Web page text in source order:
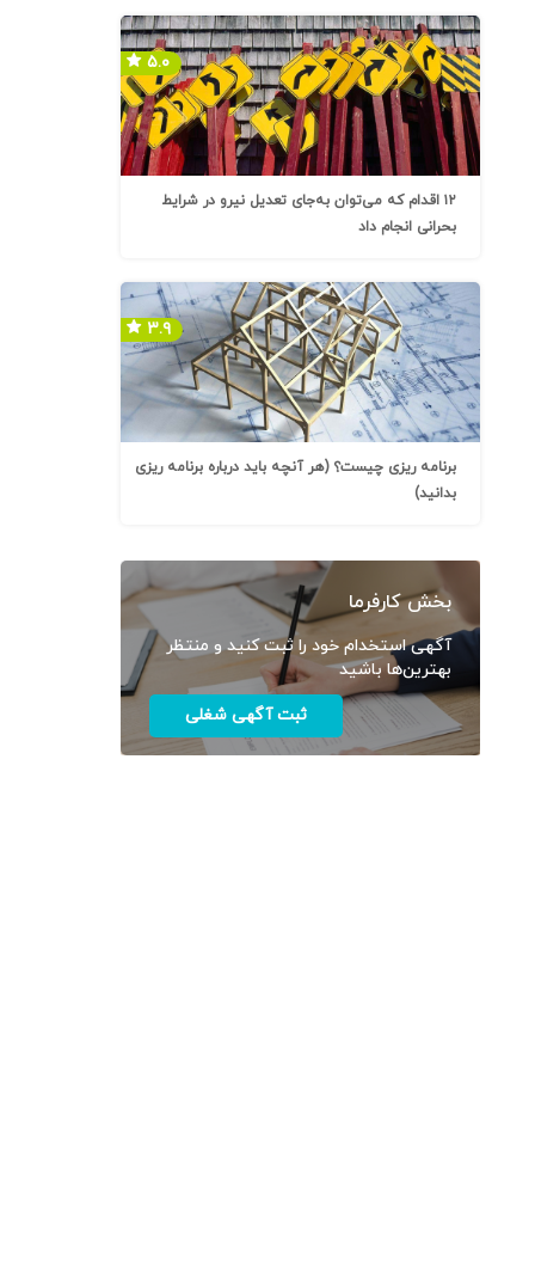
۱۲ اقدام که می‌توان به‌جای تعدیل نیرو در شرایط
بحرانی انجام داد
۵.۰
برنامه ریزی چیست؟ (هر آنچه باید درباره برنامه ریزی
بدانید)
۳.۹
بخش کارفرما
آگهی استخدام خود را ثبت کنید و منتظر
بهترین‌ها باشید
ثبت آگهی شغلی